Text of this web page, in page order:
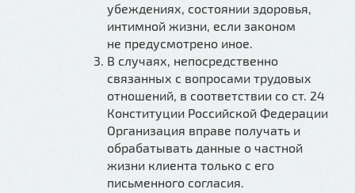
убеждениях, состоянии здоровья,
интимной жизни, если законом
не предусмотрено иное.
В случаях, непосредственно
связанных с вопросами трудовых
отношений, в соответствии со ст. 24
Конституции Российской Федерации
Организация вправе получать и
обрабатывать данные о частной
жизни клиента только с его
письменного согласия.